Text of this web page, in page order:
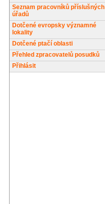
Seznam pracovníků příslušných
úřadů
Dotčené evropsky významné
lokality
Dotčené ptačí oblasti
Přehled zpracovatelů posudků
Přihlásit